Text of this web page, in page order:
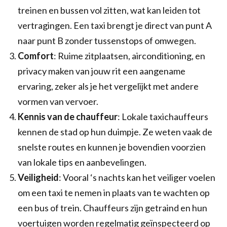
treinen en bussen vol zitten, wat kan leiden tot
vertragingen. Een taxi brengt je direct van punt A
naar punt B zonder tussenstops of omwegen.
Comfort: Ruime zitplaatsen, airconditioning, en
privacy maken van jouw rit een aangename
ervaring, zeker als je het vergelijkt met andere
vormen van vervoer.
Kennis van de chauffeur: Lokale taxichauffeurs
kennen de stad op hun duimpje. Ze weten vaak de
snelste routes en kunnen je bovendien voorzien
van lokale tips en aanbevelingen.
Veiligheid: Vooral ‘s nachts kan het veiliger voelen
om een taxi te nemen in plaats van te wachten op
een bus of trein. Chauffeurs zijn getraind en hun
voertuigen worden regelmatig geïnspecteerd op